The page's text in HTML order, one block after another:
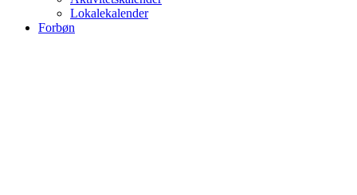
Lokalekalender
Forbøn